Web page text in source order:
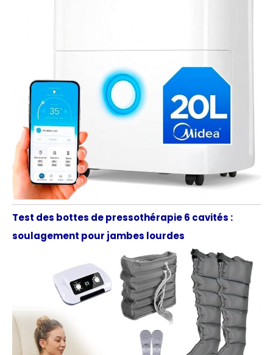
Test des bottes de pressothérapie 6 cavités :
soulagement pour jambes lourdes